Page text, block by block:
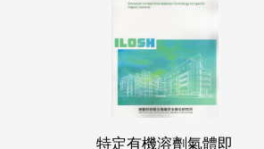
特定有機溶劑氣體即